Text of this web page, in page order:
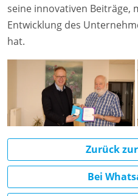
seine innovativen Beiträge,
Entwicklung des
hat.
Zurück
Bei